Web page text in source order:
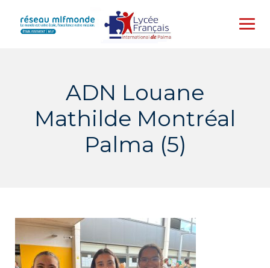
content
ADN Louane
Mathilde Montréal
Palma (5)